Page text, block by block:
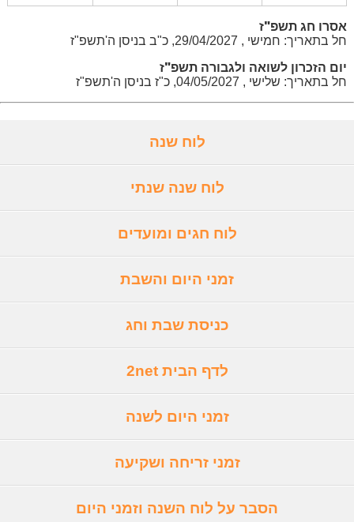
אסרו חג תשפ"ז
חל בתאריך: חמישי , 29/04/2027, כ"ב בניסן ה'תשפ"ז
יום הזכרון לשואה ולגבורה תשפ"ז
חל בתאריך: שלישי , 04/05/2027, כ"ז בניסן ה'תשפ"ז
לוח שנה
לוח שנה שנתי
לוח חגים ומועדים
זמני היום והשבת
כניסת שבת וחג
לדף הבית 2net
זמני היום לשנה
זמני זריחה ושקיעה
הסבר על לוח השנה וזמני היום